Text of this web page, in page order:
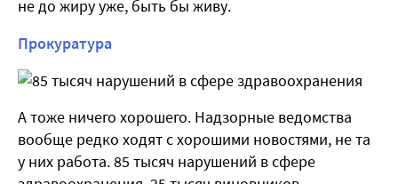
не до жиру уже, быть бы живу.
Прокуратура
А тоже ничего хорошего. Надзорные ведомства
вообще редко ходят с хорошими новостями, не та
у них работа. 85 тысяч нарушений в сфере